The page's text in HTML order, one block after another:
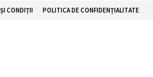
CONDIȚII POLITICA DE CONFIDENȚIALITATE